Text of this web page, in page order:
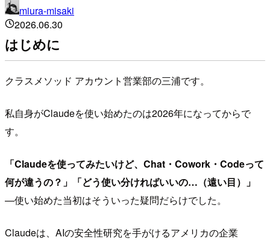
miura-misaki
2026.06.30
はじめに
クラスメソッド アカウント営業部の三浦です。
私自身がClaudeを使い始めたのは2026年になってからで
す。
「Claudeを使ってみたいけど、Chat・Cowork・Codeって
何が違うの？」「どう使い分ければいいの…（遠い目）」
—使い始めた当初はそういった疑問だらけでした。
Claudeは、AIの安全性研究を手がけるアメリカの企業